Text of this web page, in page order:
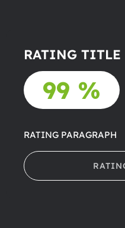
RATING TITLE
99 %
RATING PARAGRAPH